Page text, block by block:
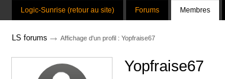
Logic-Sunrise (retour au site) Forums Membres
LS forums → Affichage d'un profil : Yopfraise67
Yopfraise67